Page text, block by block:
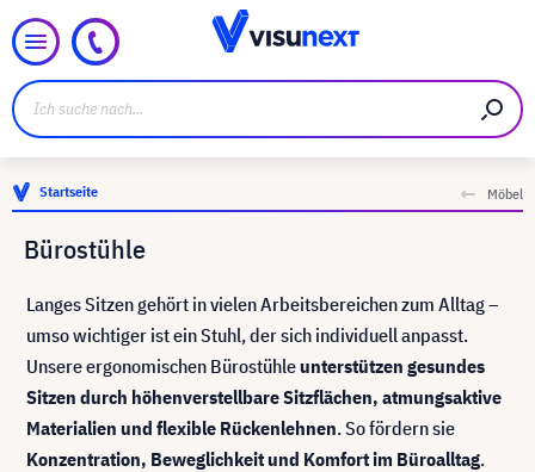
Startseite Möbel
Bürostühle
Langes Sitzen gehört in vielen Arbeitsbereichen zum Alltag –
umso wichtiger ist ein Stuhl, der sich individuell anpasst.
Unsere ergonomischen Bürostühleunterstützen gesundes
Sitzen durch höhenverstellbare Sitzflächen, atmungsaktive
Materialien und flexible Rückenlehnen. So fördern sie
Konzentration, Beweglichkeit und Komfort im Büroalltag.